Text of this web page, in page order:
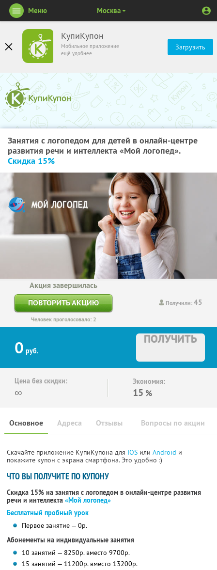
КупиКупон
Мобильное приложение
ещё удобнее
Загрузить
Меню Москва
Занятия с логопедом для детей в онлайн-центре
развития речи и интеллекта «Мой логопед».
Скидка 15%
Получили:45
Акция завершилась
ПОВТОРИТЬ АКЦИЮ
Человек проголосовало: 2
0 руб.
ПОЛУЧИТЬ
Цена без скидки:
∞
Экономия:
15 %
Основное Отзывы Вопросы по акции
Адреса
Скачайте приложение КупиКупона для IOS или Android и
покажите купон с экрана смартфона. Это удобно :)
ЧТО ВЫ ПОЛУЧИТЕ ПО КУПОНУ
Скидка 15% на занятия с логопедом в онлайн-центре развития
речи и интеллекта «Мой логопед»
Бесплатный пробный урок
Первое занятие — 0р.
Абонементы на индивидуальные занятия
10 занятий — 8250р. вместо 9700р.
15 занятий — 11200р. вместо 13200р.